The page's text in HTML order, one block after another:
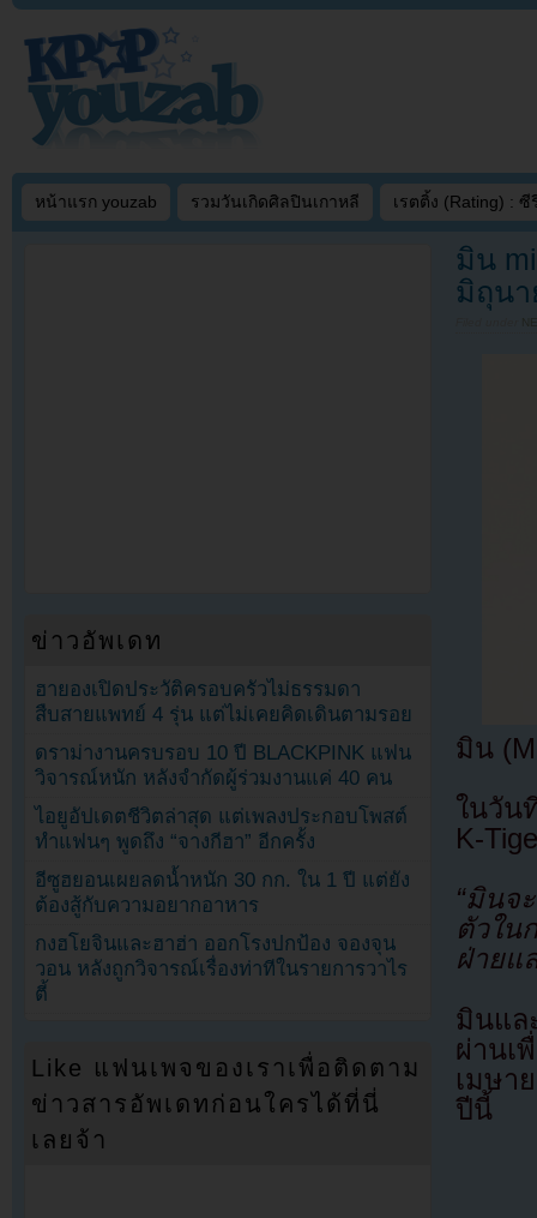
หน้าแรก youzab รวมวันเกิดศิลปินเกาหลี เรตติ้ง (Rating) : ซี
มิน
มิถุน
มิน
ในวัน
K-
“มินจ
ตัวใน
ฝ่ายแ
มินแล
ผ่านเ
เมษา
ปีนี้
ข่าวอัพเดท
ฮายองเปิดประวัติครอบครัวไม่ธรรมดา
สืบสายแพทย์ 4 รุ่น แต่ไม่เคยคิดเดินตามรอย
ดราม่างานครบรอบ 10 ปี BLACKPINK แฟน
วิจารณ์หนัก หลังจำกัดผู้ร่วมงานแค่ 40 คน
ไอยูอัปเดตชีวิตล่าสุด แต่เพลงประกอบโพสต์
ทำแฟนๆ พูดถึง “จางกีฮา” อีกครั้ง
อีซูฮยอนเผยลดน้ำหนัก 30 กก. ใน 1 ปี แต่ยัง
ต้องสู้กับความอยากอาหาร
กงฮโยจินและฮาฮ่า ออกโรงปกป้อง จองจุน
วอน หลังถูกวิจารณ์เรื่องท่าทีในรายการวาไร
ตี้
Like แฟนเพจของเราเพื่อติดตาม
ข่าวสารอัพเดทก่อนใครได้ที่นี่
เลยจ้า